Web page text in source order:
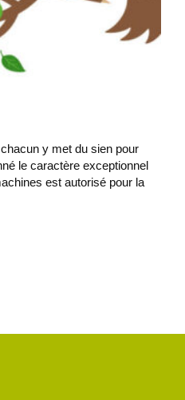
y met du sien pour
le caractère exceptionnel
est autorisé pour la